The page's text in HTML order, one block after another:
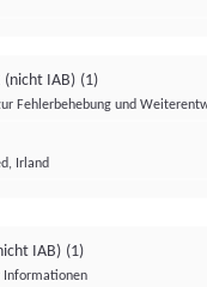
(nicht IAB) (1)
Fehlerbehebung und
Irland
IAB) (1)
Informationen